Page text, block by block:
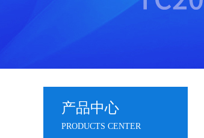
产品中心
PRODUCTS CENTER